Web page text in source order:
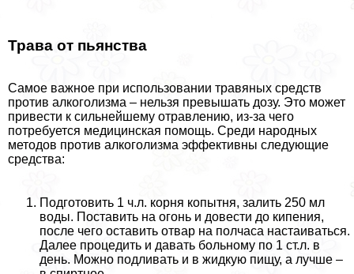
Трава от пьянства
Самое важное при использовании травяных средств
против алкоголизма – нельзя превышать дозу. Это может
привести к сильнейшему отравлению, из-за чего
потребуется медицинская помощь. Среди народных
методов против алкоголизма эффективны следующие
средства:
Подготовить 1 ч.л. корня копытня, залить 250 мл
воды. Поставить на огонь и довести до кипения,
после чего оставить отвар на полчаса настаиваться.
Далее процедить и давать больному по 1 ст.л. в
день. Можно подливать и в жидкую пищу, а лучше –